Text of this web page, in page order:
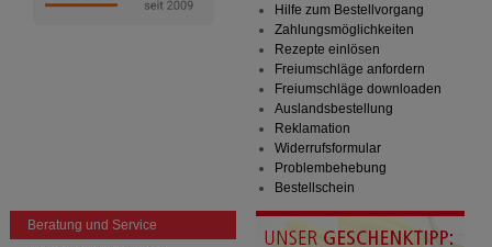
Hilfe zum Bestellvorgang
Zahlungsmöglichkeiten
Rezepte einlösen
Freiumschläge anfordern
Freiumschläge downloaden
Auslandsbestellung
Reklamation
Widerrufsformular
Problembehebung
Bestellschein
Beratung und Service